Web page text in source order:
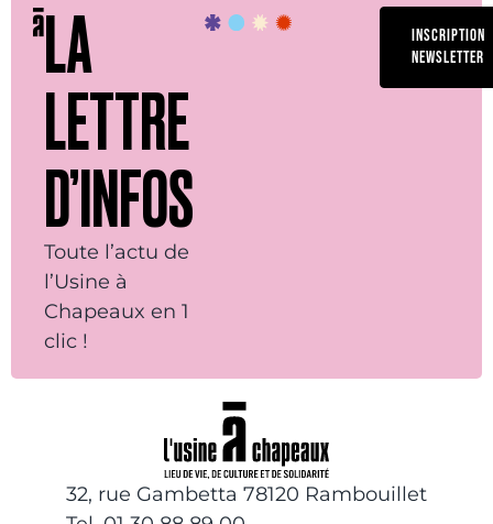
LA
LETTRE
D’INFOS
Toute l’actu de
l’Usine à
Chapeaux en 1
clic !
INSCRIPTION
NEWSLETTER
32, rue Gambetta 78120 Rambouillet